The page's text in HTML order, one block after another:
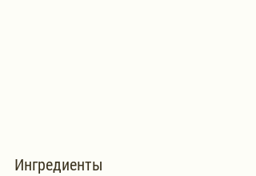
Ингредиенты